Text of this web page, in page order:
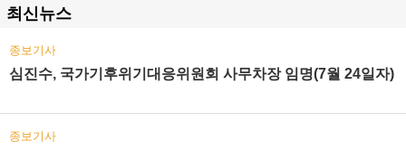
최신뉴스
종보기사
심진수, 국가기후위기대응위원회 사무차장 임명(7월 24일자)
종보기사